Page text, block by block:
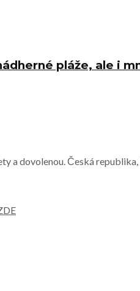
pláže, ale i
a dovolenou. Česká republika,